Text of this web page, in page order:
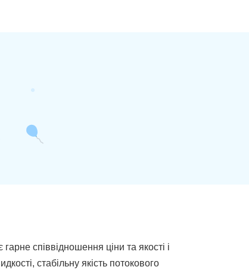
співвідношення ціни та якості і
стабільну якість потокового